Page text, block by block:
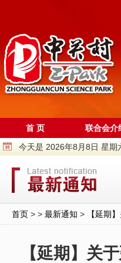
首 页 联合会介
今天是 2026年8月8日 星期
首页 > > 最新通知 > 【延期
【延期】关